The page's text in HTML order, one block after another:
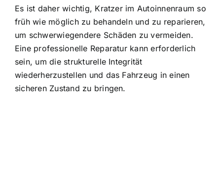
Es ist daher wichtig, Kratzer im Autoinnenraum so
früh wie möglich zu behandeln und zu reparieren,
um schwerwiegendere Schäden zu vermeiden.
Eine professionelle Reparatur kann erforderlich
sein, um die strukturelle Integrität
wiederherzustellen und das Fahrzeug in einen
sicheren Zustand zu bringen.